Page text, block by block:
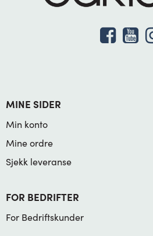
MINE SIDER
Min konto
Mine ordre
Sjekk leveranse
FOR BEDRIFTER
For Bedriftskunder